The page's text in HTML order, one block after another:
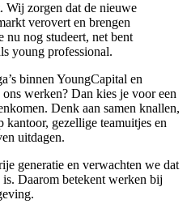
Wij zorgen dat de nieuwe
verovert en brengen
nu nog studeert, net bent
young professional.
binnen YoungCapital en
werken? Dan kies je voor een
Denk aan samen knallen,
kantoor, gezellige teamuitjes en
uitdagen.
generatie en verwachten we dat
is. Daarom betekent werken bij